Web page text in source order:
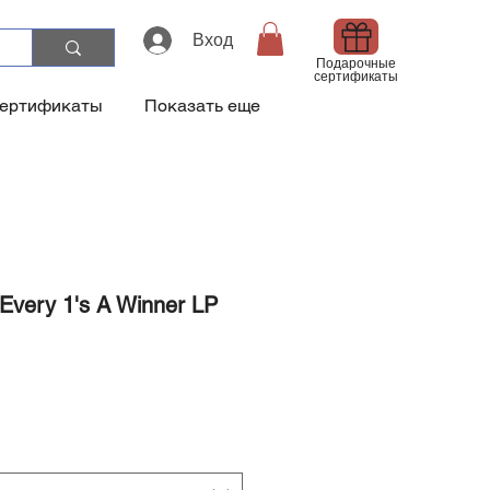
Вход
Подарочные
сертификаты
Показать еще
1's A Winner LP